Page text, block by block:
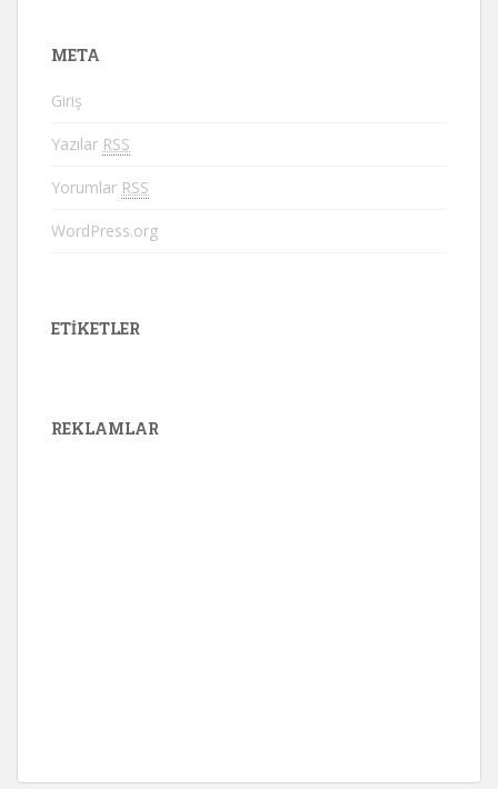
META
Giriş
Yazılar RSS
Yorumlar RSS
WordPress.org
ETIKETLER
REKLAMLAR